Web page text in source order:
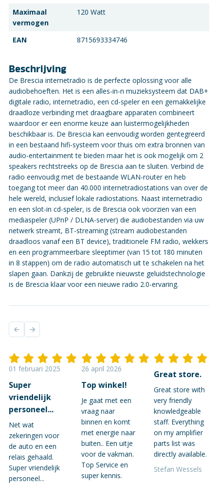
Maximaal
vermogen
120 Watt
EAN 8715693334746
Beschrijving
De Brescia internetradio is de perfecte oplossing voor alle
audiobehoeften. Het is een alles-in-n muzieksysteem dat DAB+
digitale radio, internetradio, een cd-speler en een gemakkelijke
draadloze verbinding met draagbare apparaten combineert
waardoor er een enorme keuze aan luistermogelijkheden
beschikbaar is. De Brescia kan eenvoudig worden gentegreerd
in een bestaand hifi-systeem voor thuis om extra bronnen van
audio-entertainment te bieden maar het is ook mogelijk om 2
speakers rechtstreeks op de Brescia aan te sluiten. Verbind de
radio eenvoudig met de bestaande WLAN-router en heb
toegang tot meer dan 40.000 internetradiostations van over de
hele wereld, inclusief lokale radiostations. Naast internetradio
en een slot-in cd-speler, is de Brescia ook voorzien van een
mediaspeler (UPnP / DLNA-server) die audiobestanden via uw
netwerk streamt, BT-streaming (stream audiobestanden
draadloos vanaf een BT device), traditionele FM radio, wekkers
en een programmeerbare sleeptimer (van 15 tot 180 minuten
in 8 stappen) om de radio automatisch uit te schakelen na het
slapen gaan. Dankzij de gebruikte nieuwste geluidstechnologie
is de Brescia klaar voor een nieuwe radio 2.0-ervaring.
01 februari 2025
Super
vriendelijk
personeel...
Net wat
zekeringen voor
de auto en een
relais gehaald.
Super vriendelijk
personeel...
26 april 2026
Top winkel!
Je gaat met een
vraag naar
binnen en komt
met energie naar
buiten.. Een uitje
voor de vakman.
Top Service en
super kennis.
Great store.
Great store with
very friendly
knowledgeable
staff. Everything
on my amplifier
parts list was
directly available.
Stefan Wessels